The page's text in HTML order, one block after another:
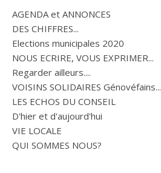
AGENDA et ANNONCES
DES CHIFFRES...
Elections municipales 2020
NOUS ECRIRE, VOUS EXPRIMER...
Regarder ailleurs....
VOISINS SOLIDAIRES Génovéfains...
LES ECHOS DU CONSEIL
D'hier et d'aujourd'hui
VIE LOCALE
QUI SOMMES NOUS?